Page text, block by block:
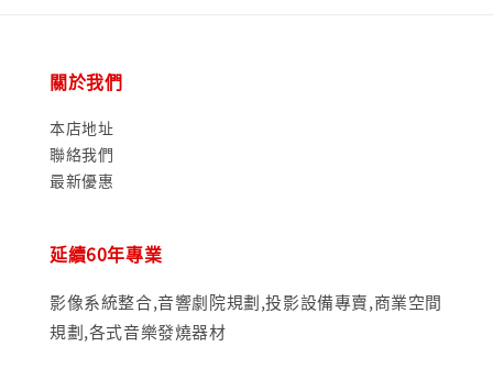
關於我們
本店地址
聯絡我們
最新優惠
延續60年專業
影像系統整合,音響劇院規劃,投影設備專賣,商業空間
規劃,各式音樂發燒器材